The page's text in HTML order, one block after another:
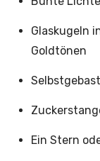
Glaskugeln
Goldtönen
Ein Stern